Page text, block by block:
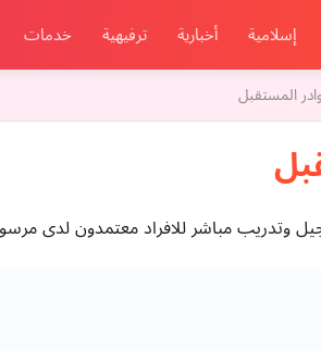
إسلامية أخبارية ترفيهية خدمات
المستقبل
وتدريب مباشر للافراد معتمدون لدى